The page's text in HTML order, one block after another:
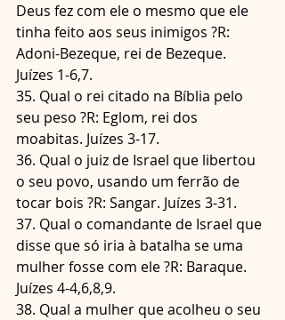
Deus fez com ele o mesmo que ele
tinha feito aos seus inimigos ?R:
Adoni-Bezeque, rei de Bezeque.
Juízes 1-6,7.
35. Qual o rei citado na Bíblia pelo
seu peso ?R: Eglom, rei dos
moabitas. Juízes 3-17.
36. Qual o juiz de Israel que libertou
o seu povo, usando um ferrão de
tocar bois ?R: Sangar. Juízes 3-31.
37. Qual o comandante de Israel que
disse que só iria à batalha se uma
mulher fosse com ele ?R: Baraque.
Juízes 4-4,6,8,9.
38. Qual a mulher que acolheu o seu